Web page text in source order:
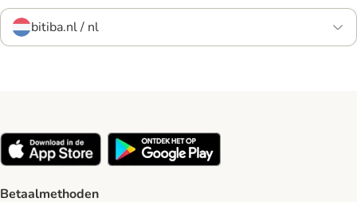
bitiba.nl / nl
Betaalmethoden